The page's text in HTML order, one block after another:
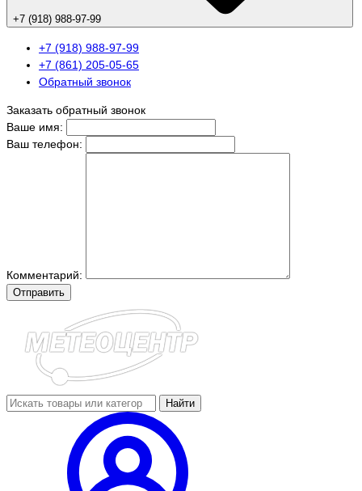
+7 (918) 988-97-99
+7 (918) 988-97-99
+7 (861) 205-05-65
Обратный звонок
Заказать обратный звонок
Ваше имя:
Ваш телефон:
Комментарий:
Отправить
Найти